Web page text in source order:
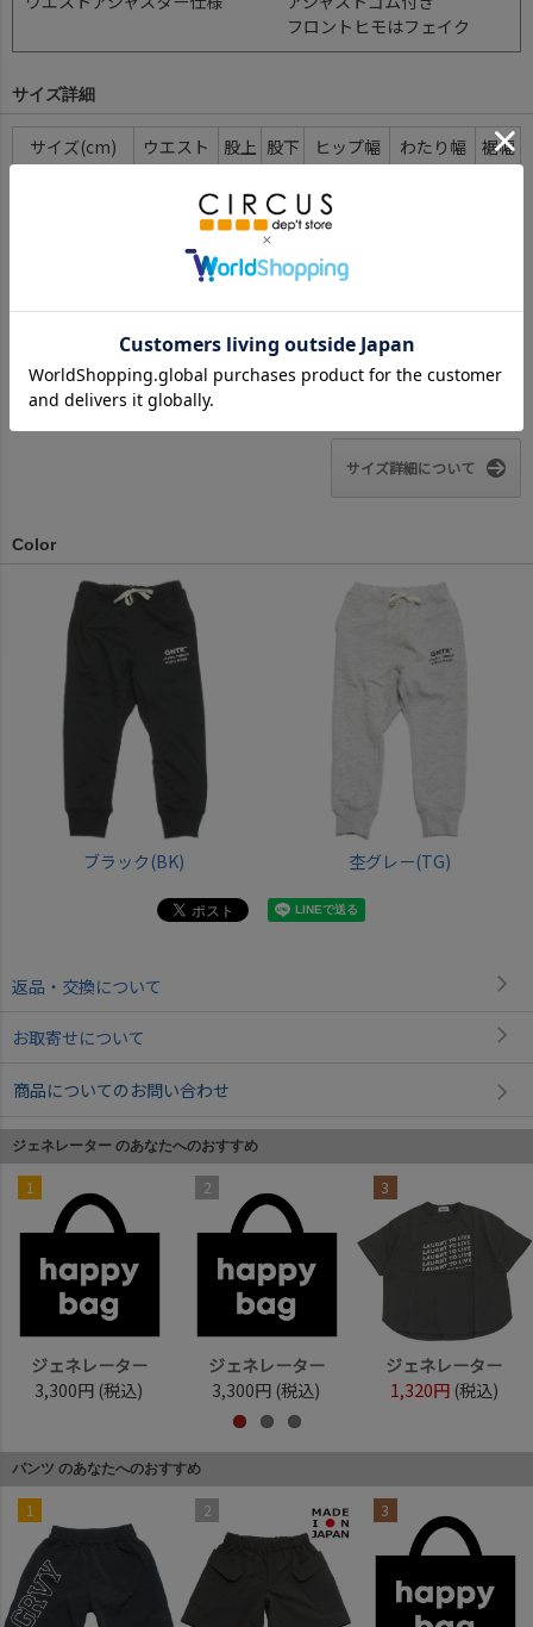
フロントヒモはフェイク
サイズ詳細
サイズ(cm) ウエスト 股上 股下 ヒップ幅 わたり幅
裾幅
26 53
29 63 44
F(160-170)
34 32 70 47 25/29 12
※BCはバックセンター（首から裾までの後中心）です。
※SNPはサイドネックポイント（肩から裾までの直線で計測した長
さ）です。
サイズ詳細について
Color
ブラック(BK) 杢グレー(TG)
返品・交換について
お取寄せについて
商品についてのお問い合わせ
ジェネレーター のあなたへのおすすめ
1
ジェネレーター
3,300円 (税込)
2
ジェネレーター
3,300円 (税込)
3
ジェネレーター
1,320円 (税込)
パンツ のあなたへのおすすめ
1 2 3